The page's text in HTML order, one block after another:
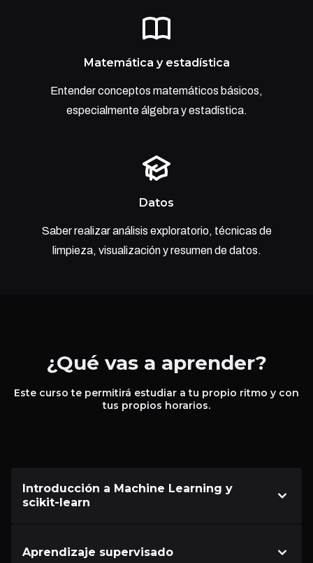
Matemática y estadística
Entender conceptos matemáticos básicos,
especialmente álgebra y estadística.
Datos
Saber realizar análisis exploratorio, técnicas de
limpieza, visualización y resumen de datos.
¿Qué vas a aprender?
Este curso te permitirá estudiar a tu propio ritmo y con
tus propios horarios.
Introducción a Machine Learning y
scikit-learn
Aprendizaje supervisado